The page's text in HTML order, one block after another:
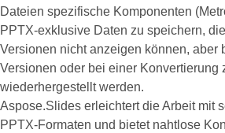
Dateien spezifische Komponenten
PPTX-exklusive Daten zu speichern,
Versionen nicht anzeigen können, aber
Versionen oder bei einer Konvertierung
wiederhergestellt werden.
Aspose.Slides erleichtert die Arbeit mit
PPTX-Formaten und bietet nahtlose